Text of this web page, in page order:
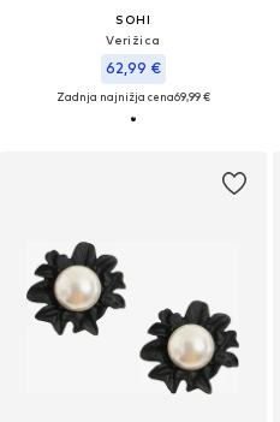
SOHI
Verižica
62,99 €
Zadnja najnižja cena69,99 €